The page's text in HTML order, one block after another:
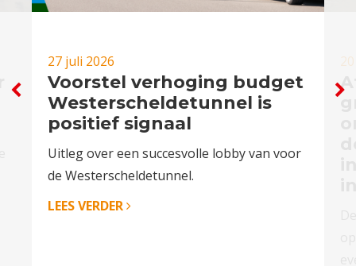
27 juli 2026
Voorstel verhoging budget
Westerscheldetunnel is
positief signaal
Uitleg over een succesvolle lobby van voor
de Westerscheldetunnel.
LEES VERDER